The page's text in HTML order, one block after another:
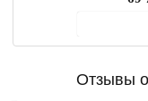
Отзывы